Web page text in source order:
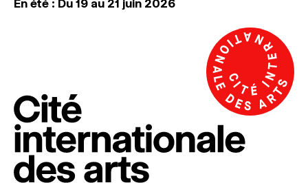
En été : Du 19 au 21 juin 2026